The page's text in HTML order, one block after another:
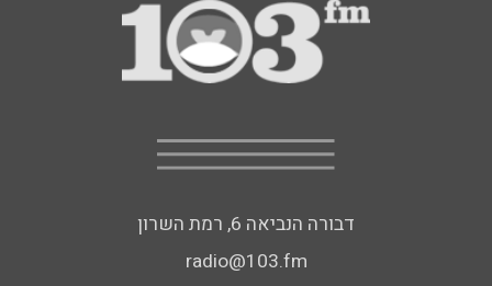
דבורה הנביאה 6, רמת השרון
radio@103.fm